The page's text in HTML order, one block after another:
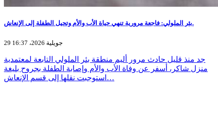
بئر الملولي: فاجعة مرورية تنهي حياة الأب والأم وتحيل الطفلة إلى الإنعاش.
29 جويلية 2026، 16:37
جد منذ قليل حادث مرور أليم منطقة بئر الملولي التابعة لمعتمدية
منزل شاكر، أسفر عن وفاة الأب والأم وإصابة الطفلة بجروح بليغة
استوجبت نقلها إلى قسم الإنعاش…